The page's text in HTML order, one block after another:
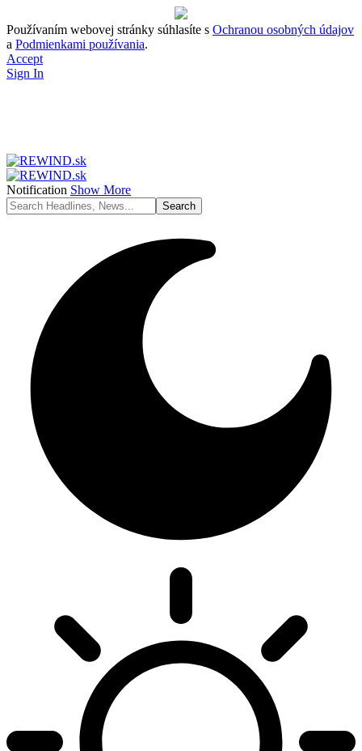
Používaním webovej stránky súhlasíte s Ochranou osobných údajov
a Podmienkami používania.
Accept
Sign In
Notification Show More